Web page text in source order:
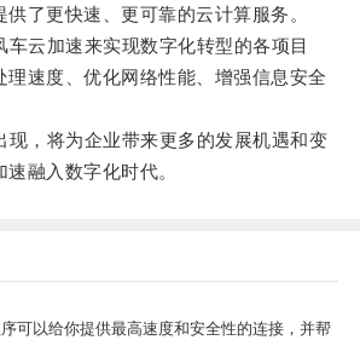
了更快速、更可靠的云计算服务。
云加速来实现数字化转型的各项目
理速度、优化网络性能、增强信息安全
，将为企业带来更多的发展机遇和变
融入数字化时代。
可以给你提供最高速度和安全性的连接，并帮